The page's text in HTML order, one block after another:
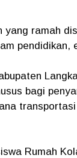
yang ramah
pendidikan,
bagi
Rumah